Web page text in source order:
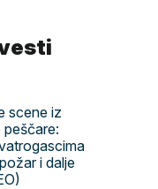
scene iz
peščare:
i dalje